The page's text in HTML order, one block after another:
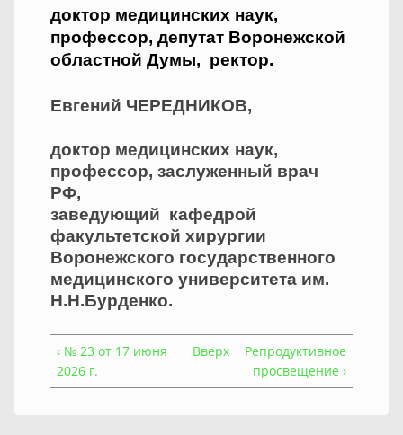
доктор медицинских наук,
профессор, депутат Воронежской
областной Думы, ректор.
Евгений ЧЕРЕДНИКОВ,
доктор медицинских наук,
профессор, заслуженный врач
РФ,
заведующий кафедрой
факультетской хирургии
Воронежского государственного
медицинского университета им.
Н.Н.Бурденко.
‹ № 23 от 17 июня
2026 г.
Вверх
Репродуктивное
просвещение ›